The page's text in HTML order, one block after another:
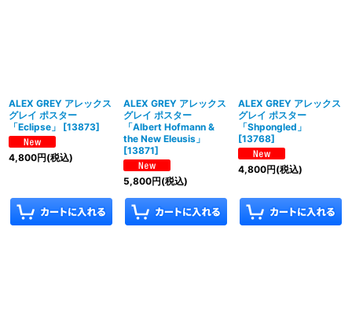
ALEX GREY アレックス
グレイ ポスター
「Eclipse」
[13873]
4,800円(税込)
ALEX GREY アレックス
グレイ ポスター
「Albert Hofmann &
the New Eleusis」
[13871]
5,800円(税込)
ALEX GREY アレックス
グレイ ポスター
「Shpongled」
[13768]
4,800円(税込)